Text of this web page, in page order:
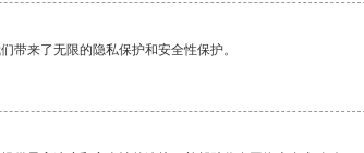
带来了无限的隐私保护和安全性保护。